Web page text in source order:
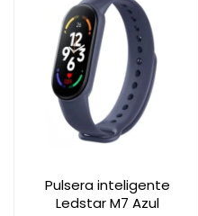
Pulsera inteligente
Ledstar M7 Azul
Movilidad Eléctrica